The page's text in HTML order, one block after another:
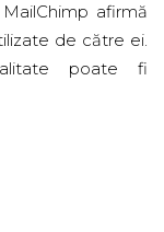
afirmă
de către ei.
poate fi